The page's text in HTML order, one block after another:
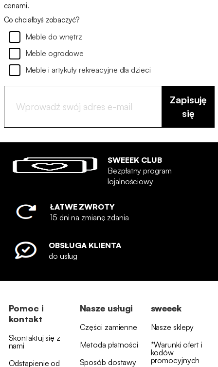
cenami.
Co chciałbyś zobaczyć?
Meble do wnętrz
Meble ogrodowe
Meble i artykuły rekreacyjne dla dzieci
Zapisuję
się
SWEEEK CLUB
Bezpłatny program
lojalnościowy
ŁATWE ZWROTY
15 dni na zmianę zdania
OBSŁUGA KLIENTA
do usług
Pomoc i
kontakt
Skontaktuj się z
nami
Odstąpienie od
Nasze usługi
Części zamienne
Metoda płatności
Sposób dostawy
sweeek
Nasze sklepy
*Warunki ofert i
kodów
promocyjnych